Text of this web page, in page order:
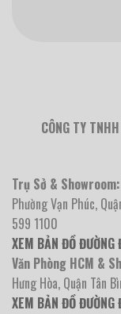
CÔNG TY
Trụ Sở & Showroom:
Phường Vạn Phúc,
599 1100
XEM BẢN ĐỒ ĐƯỜNG
Văn Phòng HCM &
Hưng Hòa, Quận Tân
XEM BẢN ĐỒ ĐƯỜNG